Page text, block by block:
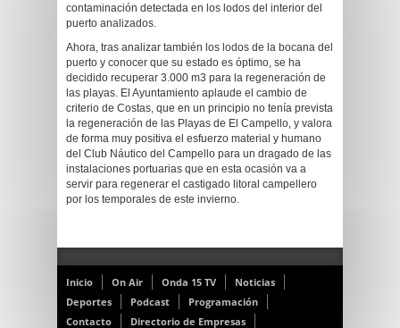
contaminación detectada en los lodos del interior del
puerto analizados.
Ahora, tras analizar también los lodos de la bocana del
puerto y conocer que su estado es óptimo, se ha
decidido recuperar 3.000 m3 para la regeneración de
las playas. El Ayuntamiento aplaude el cambio de
criterio de Costas, que en un principio no tenía prevista
la regeneración de las Playas de El Campello, y valora
de forma muy positiva el esfuerzo material y humano
del Club Náutico del Campello para un dragado de las
instalaciones portuarias que en esta ocasión va a
servir para regenerar el castigado litoral campellero
por los temporales de este invierno.
Inicio On Air Onda 15 TV
Noticias
Deportes
Podcast
Programación
Contacto
Directorio de Empresas